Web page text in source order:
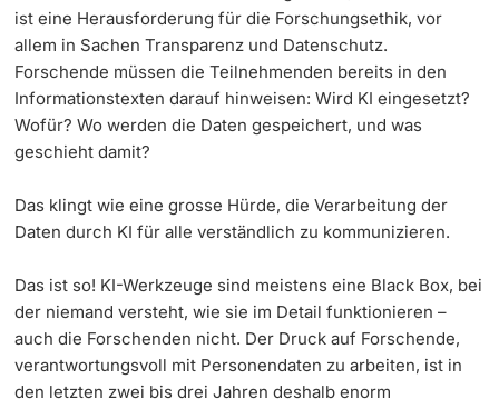
ist eine Herausforderung für die Forschungsethik, vor
allem in Sachen Transparenz und Datenschutz.
Forschende müssen die Teilnehmenden bereits in den
Informationstexten darauf hinweisen: Wird KI eingesetzt?
Wofür? Wo werden die Daten gespeichert, und was
geschieht damit?
Das klingt wie eine grosse Hürde, die Verarbeitung der
Daten durch KI für alle verständlich zu kommunizieren.
Das ist so! KI-Werkzeuge sind meistens eine Black Box, bei
der niemand versteht, wie sie im Detail funktionieren –
auch die Forschenden nicht. Der Druck auf Forschende,
verantwortungsvoll mit Personendaten zu arbeiten, ist in
den letzten zwei bis drei Jahren deshalb enorm